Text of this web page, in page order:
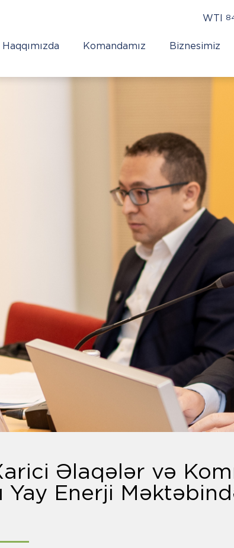
WTI
Haqqımızda Komandamız Biznesimiz
Əlaqələr və
Yay Enerji